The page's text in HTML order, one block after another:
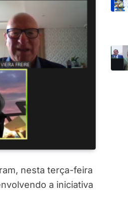
nesta terça-feira
a iniciativa